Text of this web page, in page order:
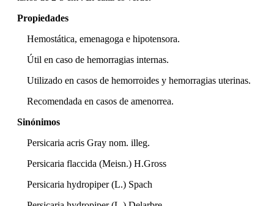
Propiedades
Hemostática, emenagoga e hipotensora.
Útil en caso de hemorragias internas.
Utilizado en casos de hemorroides y hemorragias uterinas.
Recomendada en casos de amenorrea.
Sinónimos
Persicaria acris Gray nom. illeg.
Persicaria flaccida (Meisn.) H.Gross
Persicaria hydropiper (L.) Spach